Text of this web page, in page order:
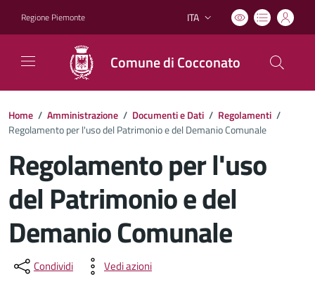
Regione Piemonte Lingua attiva:
ITA
Comune di Cocconato
Home / Amministrazione / Documenti e Dati / Regolamenti /
Regolamento per l'uso del Patrimonio e del Demanio Comunale
Regolamento per l'uso
del Patrimonio e del
Demanio Comunale
Dettagli del documento
Condividi Vedi azioni